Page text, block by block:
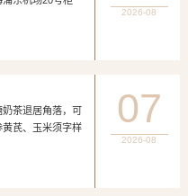
2026-08
茶退居角落，可
芪、玉米须字样
07
2026-08